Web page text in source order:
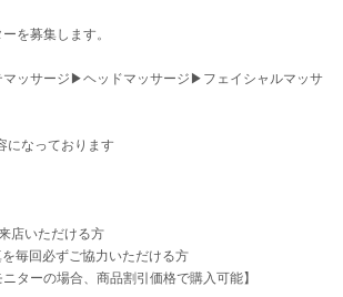
を募集します。
ッサージ▶︎ヘッドマッサージ▶︎フェイシャルマッサ
になっております
店いただける方
毎回必ずご協力いただける方
ターの場合、商品割引価格で購入可能】